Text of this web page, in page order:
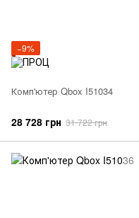
−9%
Комп'ютер Qbox I51034
28 728 грн 31 722 грн